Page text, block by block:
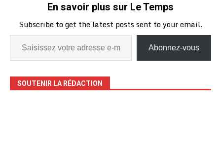
En savoir plus sur Le Temps
Subscribe to get the latest posts sent to your email.
Abonnez-vous
SOUTENIR LA RÉDACTION